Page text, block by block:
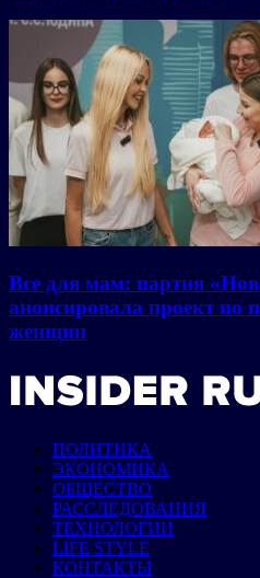
Все для мам: партия
анонсировала проект по
женщин
ПОЛИТИКА
ЭКОНОМИКА
ОБЩЕСТВО
РАССЛЕДОВАНИЯ
ТЕХНОЛОГИИ
LIFE STYLE
КОНТАКТЫ